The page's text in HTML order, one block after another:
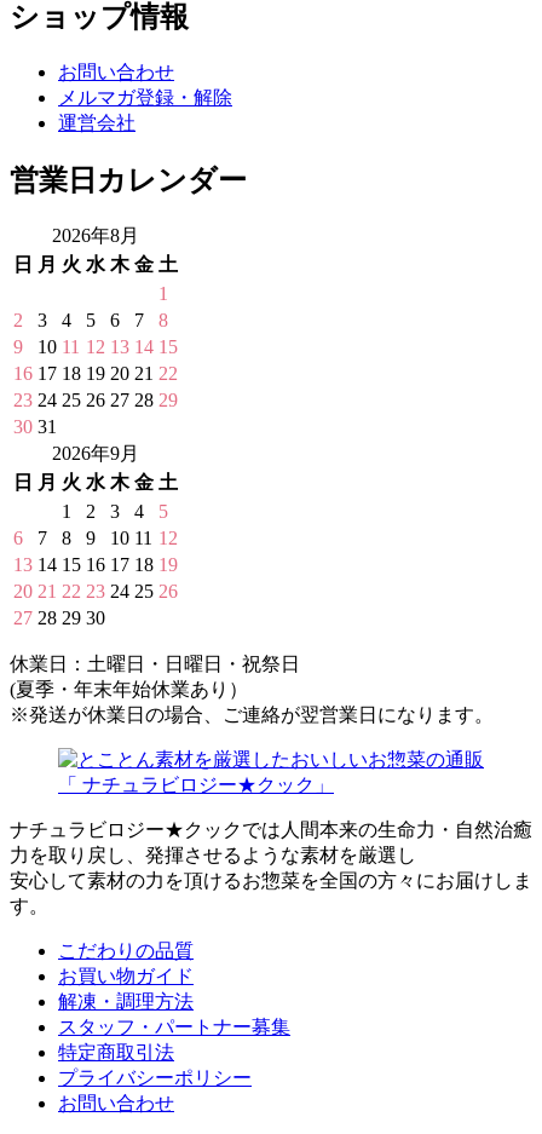
ショップ情報
お問い合わせ
メルマガ登録・解除
運営会社
営業日カレンダー
2026年8月
日
月 火 水 木 金 土
1
2
3 4 5 6 7
8
9
10 11 12 13 14 15
16 17 18 19 20 21 22
23 24 25 26 27 28 29
30 31
2026年9月
日
月 火 水 木 金 土
1
2 3 4
5
6
7 8 9 10 11 12
13 14 15 16 17 18 19
20 21 22 23 24 25 26
27 28 29 30
休業日：土曜日・日曜日・祝祭日
(夏季・年末年始休業あり）
※発送が休業日の場合、ご連絡が翌営業日になります。
ナチュラビロジー★クックでは人間本来の生命力・自然治癒
力を取り戻し、発揮させるような素材を厳選し
安心して素材の力を頂けるお惣菜を全国の方々にお届けしま
す。
こだわりの品質
お買い物ガイド
解凍・調理方法
スタッフ・パートナー募集
特定商取引法
プライバシーポリシー
お問い合わせ